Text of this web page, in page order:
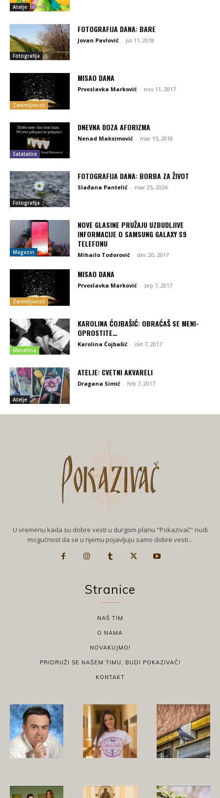
Atelje
Fotografija
FOTOGRAFIJA DANA: BARE
Jovan Pavlović - jul 11, 2018
Zanimljivosti
MISAO DANA
Prvoslavka Marković - nov 11, 2017
Satatatira
DNEVNA DOZA AFORIZMA
Nenad Maksimović - mar 15, 2018
Fotografija
FOTOGRAFIJA DANA: BORBA ZA ŽIVOT
Slađana Pantelić - mar 25, 2024
Magazin
NOVE GLASINE PRUŽAJU UZBUDLJIVE
INFORMACIJE O SAMSUNG GALAXY S9
TELEFONU
Mihailo Todorović - dec 20, 2017
Zanimljivosti
MISAO DANA
Prvoslavka Marković - sep 7, 2017
Mesečina
KAROLINA ĆOJBAŠIĆ: OBRAĆAŠ SE MENI-
OPROSTITE…
Karolina Ćojbašić - okt 7, 2017
Atelje
ATELJE: CVETNI AKVARELI
Dragana Simić - feb 7, 2017
U vremenu kada su dobre vesti u durgom planu "Pokazivač" nudi
mogućnost da se u njemu pojavljuju samo dobre vesti...
Stranice
NAŠ TIM
O NAMA
NOVAKUJMO!
PRIDRUŽI SE NAŠEM TIMU, BUDI POKAZIVAČ!
KONTAKT